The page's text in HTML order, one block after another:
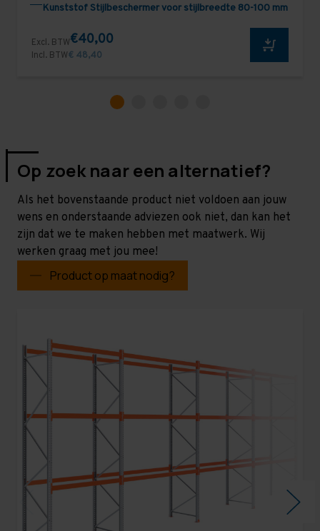
Kunststof Stijlbeschermer voor stijlbreedte 80-100 mm
Excl. BTW€40,00
Incl. BTW€ 48,40
Op zoek naar een alternatief?
Als het bovenstaande product niet voldoen aan jouw
wens en onderstaande adviezen ook niet, dan kan het
zijn dat we te maken hebben met maatwerk. Wij
werken graag met jou mee!
Product op maat nodig?